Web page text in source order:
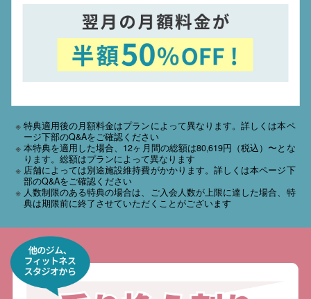
特典適用後の月額料金はプランによって異なります。詳しくは本ペ
ージ下部のQ&Aをご確認ください
本特典を適用した場合、12ヶ月間の総額は80,619円（税込）〜とな
ります。総額はプランによって異なります
店舗によっては別途施設維持費がかかります。詳しくは本ページ下
部のQ&Aをご確認ください
人数制限のある特典の場合は、ご入会人数が上限に達した場合、特
典は期限前に終了させていただくことがございます